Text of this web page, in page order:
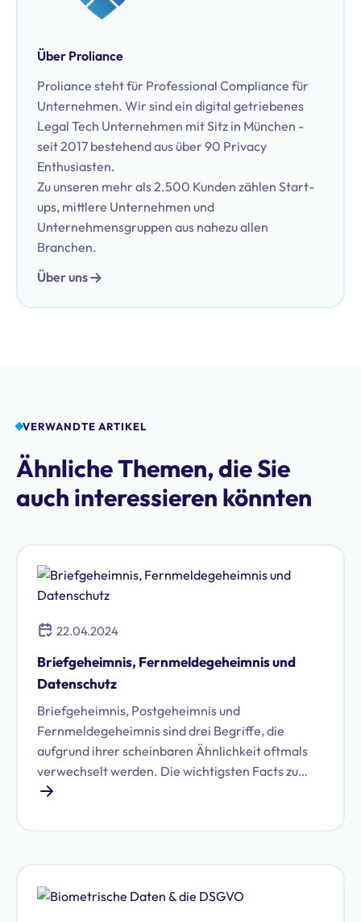
Über Proliance
Proliance steht für Professional Compliance für
Unternehmen. Wir sind ein digital getriebenes
Legal Tech Unternehmen mit Sitz in München -
seit 2017 bestehend aus über 90 Privacy
Enthusiasten.
Zu unseren mehr als 2.500 Kunden zählen Start-
ups, mittlere Unternehmen und
Unternehmensgruppen aus nahezu allen
Branchen.
Über uns
VERWANDTE ARTIKEL
Ähnliche Themen, die Sie
auch interessieren könnten
22.04.2024
Briefgeheimnis, Fernmeldegeheimnis und
Datenschutz
Briefgeheimnis, Postgeheimnis und
Fernmeldegeheimnis sind drei Begriffe, die
aufgrund ihrer scheinbaren Ähnlichkeit oftmals
verwechselt werden. Die wichtigsten Facts zu
diesem Thema.